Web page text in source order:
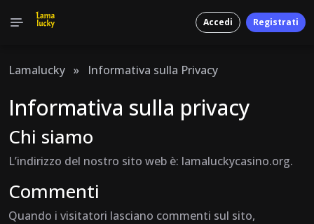
Accedi Registrati
Lamalucky » Informativa sulla Privacy
Informativa sulla privacy
Chi siamo
L’indirizzo del nostro sito web è: lamaluckycasino.org.
Commenti
Quando i visitatori lasciano commenti sul sito,